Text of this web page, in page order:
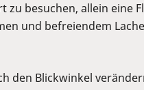
besuchen, allein eine
und befreiendem
den Blickwinkel